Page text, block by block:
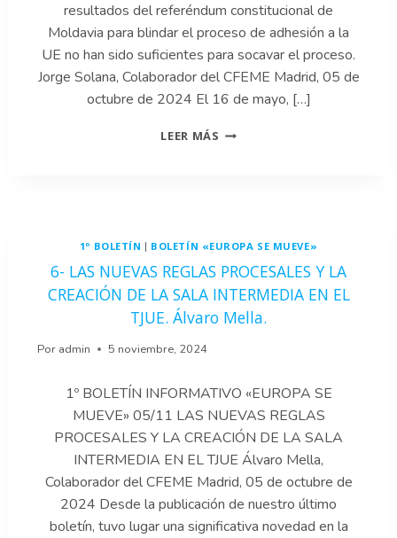
resultados del referéndum constitucional de
Moldavia para blindar el proceso de adhesión a la
UE no han sido suficientes para socavar el proceso.
Jorge Solana, Colaborador del CFEME Madrid, 05 de
octubre de 2024 El 16 de mayo, […]
LEER MÁS 5-
EUROPEA:
HACIA
FUTURA
ADHESIÓN.
1º BOLETÍN BOLETÍN «EUROPA SE MUEVE»
6- LAS NUEVAS REGLAS PROCESALES Y LA
CREACIÓN DE LA SALA INTERMEDIA EN EL
TJUE. Álvaro Mella.
Por admin 5 noviembre, 2024
1º BOLETÍN INFORMATIVO «EUROPA SE
MUEVE» 05/11 LAS NUEVAS REGLAS
PROCESALES Y LA CREACIÓN DE LA SALA
INTERMEDIA EN EL TJUE Álvaro Mella,
Colaborador del CFEME Madrid, 05 de octubre de
2024 Desde la publicación de nuestro último
boletín, tuvo lugar una significativa novedad en la